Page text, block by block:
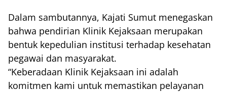
Dalam sambutannya, Kajati Sumut menegaskan
bahwa pendirian Klinik Kejaksaan merupakan
bentuk kepedulian institusi terhadap kesehatan
pegawai dan masyarakat.
“Keberadaan Klinik Kejaksaan ini adalah
komitmen kami untuk memastikan pelayanan